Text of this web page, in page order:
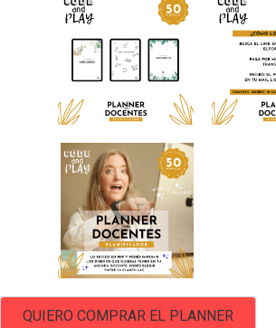
QUIERO COMPRAR EL PLANNER